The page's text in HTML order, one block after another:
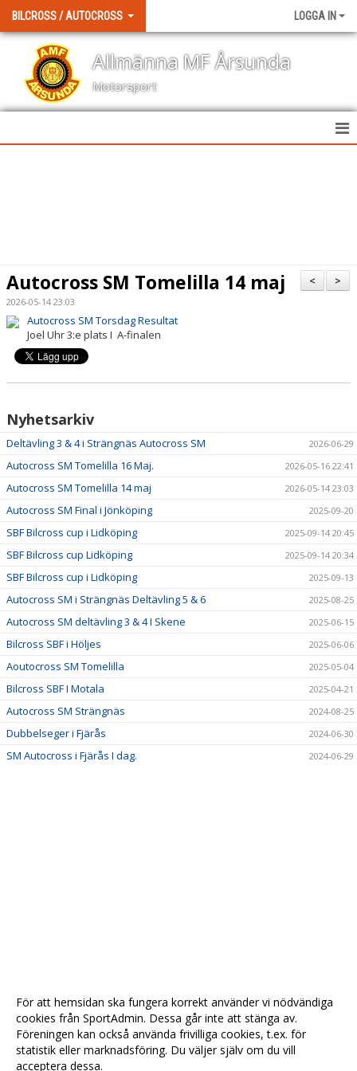
BILCROSS / AUTOCROSS LOGGA IN
Allmänna MF Årsunda
Motorsport
DOKUMENT
KONTAKT
>
<
Autocross SM Tomelilla 14 maj
2026-05-14 23:03
Autocross SM Torsdag Resultat
Joel Uhr 3:e plats I A-finalen
Nyhetsarkiv
Deltävling 3 & 4 i Strängnäs Autocross SM 2026-06-29
Autocross SM Tomelilla 16 Maj. 2026-05-16 22:41
Autocross SM Tomelilla 14 maj 2026-05-14 23:03
Autocross SM Final i Jönköping 2025-09-20
SBF Bilcross cup i Lidköping 2025-09-14 20:45
SBF Bilcross cup Lidköping 2025-09-14 20:34
SBF Bilcross cup i Lidköping 2025-09-13
Autocross SM i Strängnäs Deltävling 5 & 6 2025-08-25
Autocross SM deltävling 3 & 4 I Skene 2025-06-15
Bilcross SBF i Höljes 2025-06-06
Aoutocross SM Tomelilla 2025-05-04
Bilcross SBF I Motala 2025-04-21
Autocross SM Strängnäs 2024-08-25
Dubbelseger i Fjärås 2024-06-30
SM Autocross i Fjärås I dag. 2024-06-29
För att hemsidan ska fungera korrekt använder vi nödvändiga
cookies från SportAdmin. Dessa går inte att stänga av.
Föreningen kan också använda frivilliga cookies, t.ex. för
statistik eller marknadsföring. Du väljer själv om du vill
acceptera dessa.